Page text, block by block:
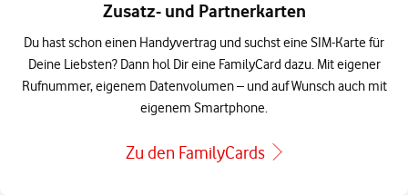
Zusatz- und Partnerkarten
Du hast schon einen Handyvertrag und suchst eine SIM-Karte für
Deine Liebsten? Dann hol Dir eine FamilyCard dazu. Mit eigener
Rufnummer, eigenem Datenvolumen – und auf Wunsch auch mit
eigenem Smartphone.
Zu den FamilyCards